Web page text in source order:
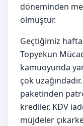
döneminden
olmuştur.
Geçtiğimiz hafta
Topyekun
kamuoyunda
çok
paketinden
krediler, KDV
müjdeler